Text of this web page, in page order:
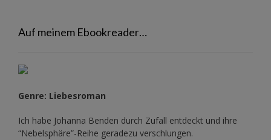
Auf meinem Ebookreader…
Genre: Liebesroman
Ich habe Johanna Benden durch Zufall entdeckt und ihre
“Nebelsphäre”-Reihe geradezu verschlungen.